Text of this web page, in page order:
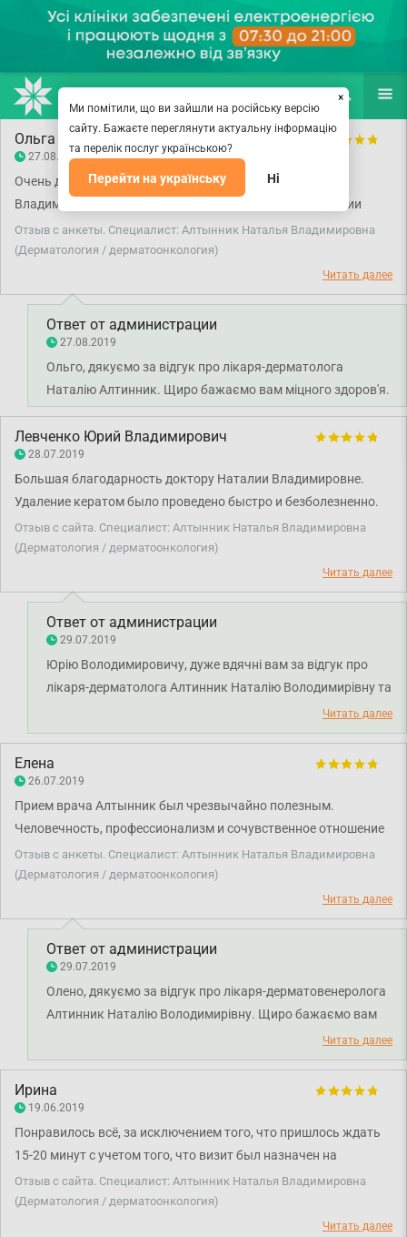
Ольга
27.08.2019
Очень довольна отношением Алтынник Натальи
Владимировны и профессиональной помощью в решении
вопроса здоровья.
Отзыв с анкеты. Специалист: Алтынник Наталья Владимировна
(Дерматология / дерматоонкология)
Читать далее
Ответ от администрации
27.08.2019
Ольго, дякуємо за відгук про лікаря-дерматолога
Наталію Алтинник. Щиро бажаємо вам міцного здоров'я.
Левченко Юрий Владимирович
28.07.2019
Большая благодарность доктору Наталии Владимировне.
Удаление кератом было проведено быстро и безболезненно.
Особую благодарность хочу выразить директору клиники
Елене Григорьевне, за подбор персонала высокого
Отзыв с сайта. Специалист: Алтынник Наталья Владимировна
(Дерматология / дерматоонкология)
Читать далее
Ответ от администрации
29.07.2019
Юрію Володимировичу, дуже вдячні вам за відгук про
лікаря-дерматолога Алтинник Наталію Володимирівну та
директора клініки Єщенко Олену Григорівну. Щиро
бажаємо вам міцного здоров'я.
Читать далее
Елена
26.07.2019
Прием врача Алтынник был чрезвычайно полезным.
Человечность, профессионализм и сочувственное отношение
к пациенту побуждает к доверию.
Отзыв с анкеты. Специалист: Алтынник Наталья Владимировна
(Дерматология / дерматоонкология)
Читать далее
Ответ от администрации
29.07.2019
Олено, дякуємо за відгук про лікаря-дерматовенеролога
Алтинник Наталію Володимирівну. Щиро бажаємо вам
Читать далее
Ирина
19.06.2019
Понравилось всё, за исключением того, что пришлось ждать
15-20 минут с учетом того, что визит был назначен на
конкретное время. Непосредственно от врача остались
только положительные впечатления
Отзыв с сайта. Специалист: Алтынник Наталья Владимировна
(Дерматология / дерматоонкология)
Читать далее
(067) 127-03-03
ПОИСК ЕЩЁ
×
Ми помітили, що ви зайшли на російську версію
сайту. Бажаєте переглянути актуальну інформацію
та перелік послуг українською?
Перейти на українську Ні